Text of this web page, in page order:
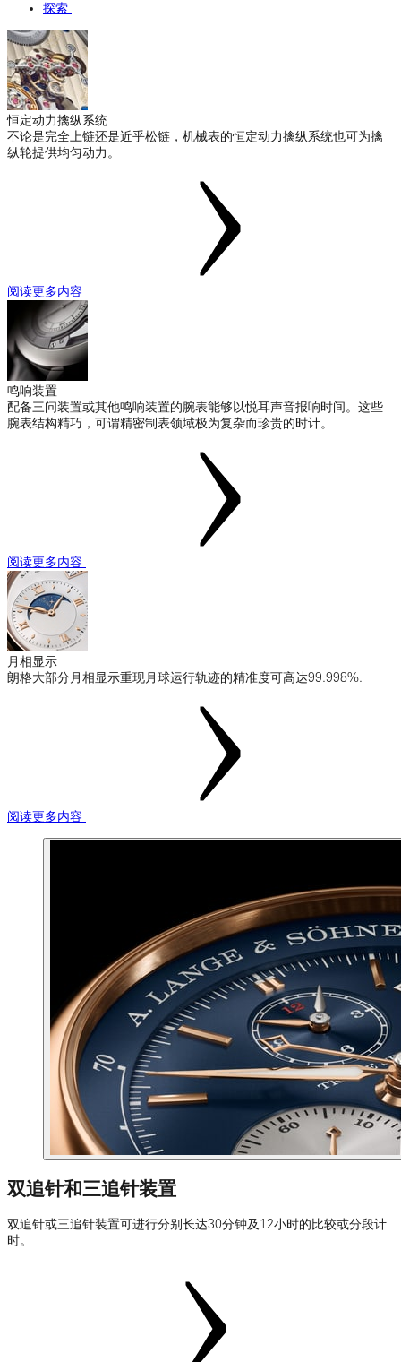
探索
恒定动力擒纵系统
不论是完全上链还是近乎松链，机械表的恒定动力擒纵系统也可为擒
纵轮提供均匀动力。
阅读更多内容
鸣响装置
配备三问装置或其他鸣响装置的腕表能够以悦耳声音报响时间。这些
腕表结构精巧，可谓精密制表领域极为复杂而珍贵的时计。
阅读更多内容
月相显示
朗格大部分月相显示重现月球运行轨迹的精准度可高达99.998%.
阅读更多内容
双追针和三追针装置
双追针或三追针装置可进行分别长达30分钟及12小时的比较或分段计
时。